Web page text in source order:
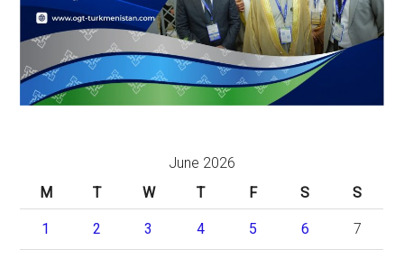
June 2026
M
T W T F S S
1 2 3 4 5 6 7